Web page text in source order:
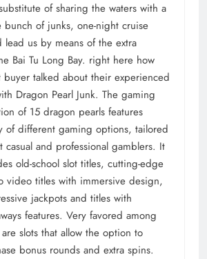
of sharing the waters with a
bunch of junks, one-night cruise
lead us by means of the extra
Bai Tu Long Bay. right here how
buyer talked about their experienced
Dragon Pearl Junk. The gaming
of 15 dragon pearls features
of different gaming options, tailored
casual and professional gamblers. It
old-school slot titles, cutting-edge
video titles with immersive design,
jackpots and titles with
features. Very favored among
are slots that allow the option to
bonus rounds and extra spins.